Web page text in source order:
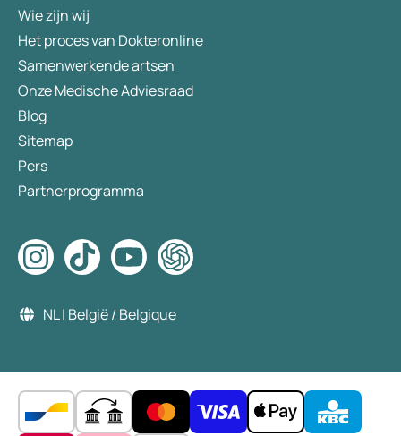
Wie zijn wij
Het proces van Dokteronline
Samenwerkende artsen
Onze Medische Adviesraad
Blog
Sitemap
Pers
Partnerprogramma
NL | België / Belgique